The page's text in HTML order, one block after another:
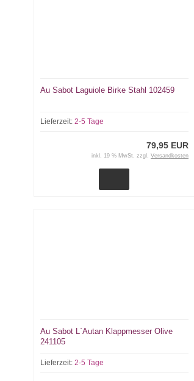
Au Sabot Laguiole Birke Stahl 102459
Lieferzeit: 2-5 Tage
79,95 EUR
inkl. 19 % MwSt. zzgl. Versandkosten
Au Sabot L`Autan Klappmesser Olive
241105
Lieferzeit: 2-5 Tage